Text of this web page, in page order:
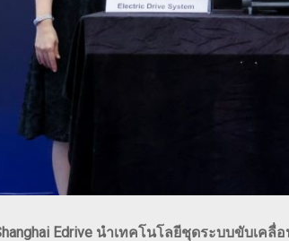
Edrive นำเทคโนโลยีชุดระบบขับเ